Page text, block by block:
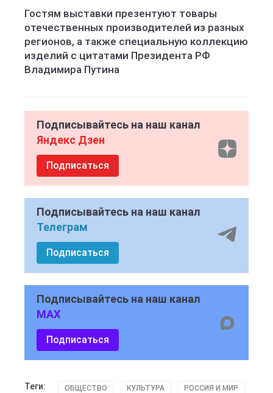
Гостям выставки презентуют товары
отечественных производителей из разных
регионов, а также специальную коллекцию
изделий с цитатами Президента РФ
Владимира Путина
Подписывайтесь на наш канал
Яндекс Дзен
Подписаться
Подписывайтесь на наш канал
Телеграм
Подписаться
Подписывайтесь на наш канал
MAX
Подписаться
Теги: ОБЩЕСТВО КУЛЬТУРА РОССИЯ И МИР